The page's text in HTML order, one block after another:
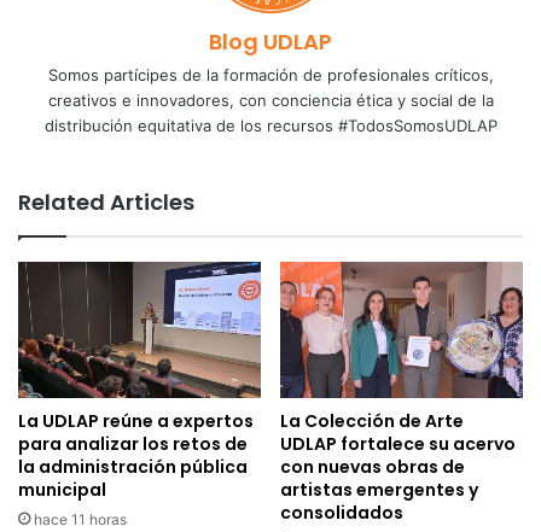
Blog UDLAP
Somos partícipes de la formación de profesionales críticos,
creativos e innovadores, con conciencia ética y social de la
distribución equitativa de los recursos #TodosSomosUDLAP
Related Articles
La UDLAP reúne a expertos
para analizar los retos de
la administración pública
municipal
hace 11 horas
La Colección de Arte
UDLAP fortalece su acervo
con nuevas obras de
artistas emergentes y
consolidados